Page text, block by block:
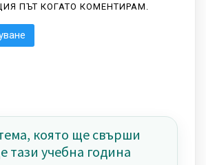
ПЪТ КОГАТО КОМЕНТИРАМ.
която ще свърши
тази учебна година